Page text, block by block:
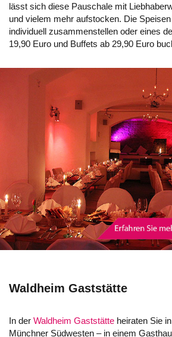
lässt sich diese Pauschale mit
und vielem mehr aufstocken. Die
individuell zusammenstellen oder eines
19,90 Euro und Buffets ab 29,90 Euro
Waldheim Gaststätte
In der Waldheim Gaststätte heiraten Sie
Münchner Südwesten – in einem